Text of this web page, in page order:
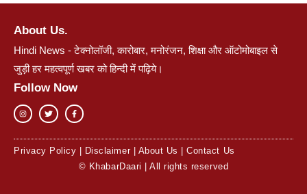
About Us.
Hindi News - टेक्नोलॉजी, कारोबार, मनोरंजन, शिक्षा और ऑटोमोबाइल से
जुड़ी हर महत्वपूर्ण खबर को हिन्दी में पढ़िये।
Follow Now
© KhabarDaari | All rights reserved
Privacy Policy Disclaimer| About Us |Contact Us